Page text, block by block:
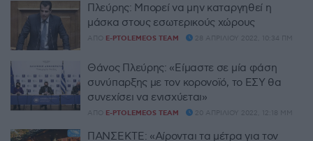
Πλεύρης: Μπορεί να μην καταργηθεί η
μάσκα στους εσωτερικούς χώρους
ΑΠΌ E-PTOLEMEOS TEAM 28 ΑΠΡΙΛΊΟΥ 2022, 10:34 ΠΜ
Θάνος Πλεύρης: «Είμαστε σε μία φάση
συνύπαρξης με τον κορονοϊό, το ΕΣΥ θα
συνεχίσει να ενισχύεται»
ΑΠΌ E-PTOLEMEOS TEAM 20 ΑΠΡΙΛΊΟΥ 2022, 12:18 ΜΜ
ΠΑΝΣΕΚΤΕ: «Αίρονται τα μέτρα για τον